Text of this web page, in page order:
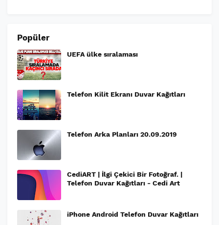
Popüler
UEFA ülke sıralaması
Telefon Kilit Ekranı Duvar Kağıtları
Telefon Arka Planları 20.09.2019
CediART | İlgi Çekici Bir Fotoğraf. |
Telefon Duvar Kağıtları - Cedi Art
iPhone Android Telefon Duvar Kağıtları